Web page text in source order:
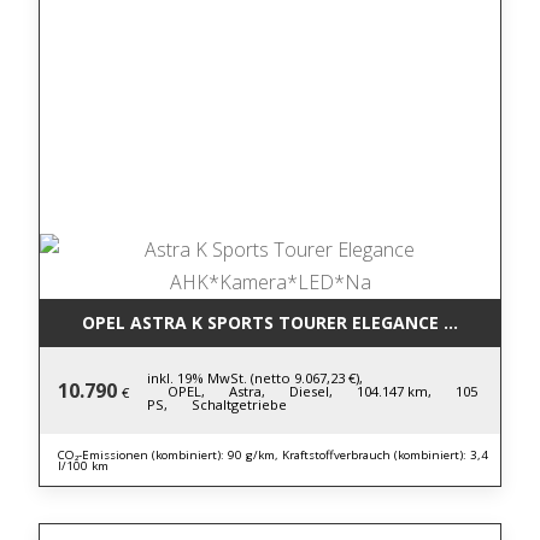
OPEL ASTRA K SPORTS TOURER ELEGANCE
10.790 €
inkl. 19% MwSt. (netto 9.067,23 €),
OPEL, Astra, Diesel, 104.147 km, 105
PS, Schaltgetriebe
CO₂-Emissionen (kombiniert): 90 g/km, Kraftstoffverbrauch (kombiniert): 3,4
l/100 km